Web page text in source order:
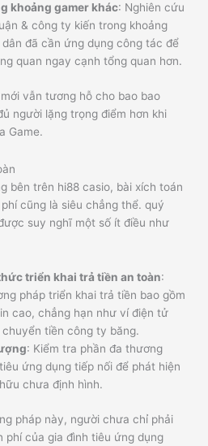
khoảng gamer khác: Nghiên cứu
& công ty kiến trong khoảng
dân đã cần ứng dụng công tác để
quan ngay cạnh tổng quan hơn.
vẫn tương hỗ cho bao bao
người lặng trọng điểm hơn khi
Game.
bên trên hi88 casio, bài xích toán
cũng là siêu chẳng thể. quý
suy nghĩ một số ít điều như
triển khai trả tiền an toàn:
pháp triển khai trả tiền bao gồm
cao, chẳng hạn như ví điện tử
tiền công ty băng.
: Kiểm tra phần đa thương
ứng dụng tiếp nối để phát hiện
chưa định hình.
pháp này, người chưa chỉ phải
phí của gia đình tiêu ứng dụng